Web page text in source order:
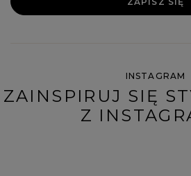
INSTAGRAM
ZAINSPIRUJ SIĘ
Z